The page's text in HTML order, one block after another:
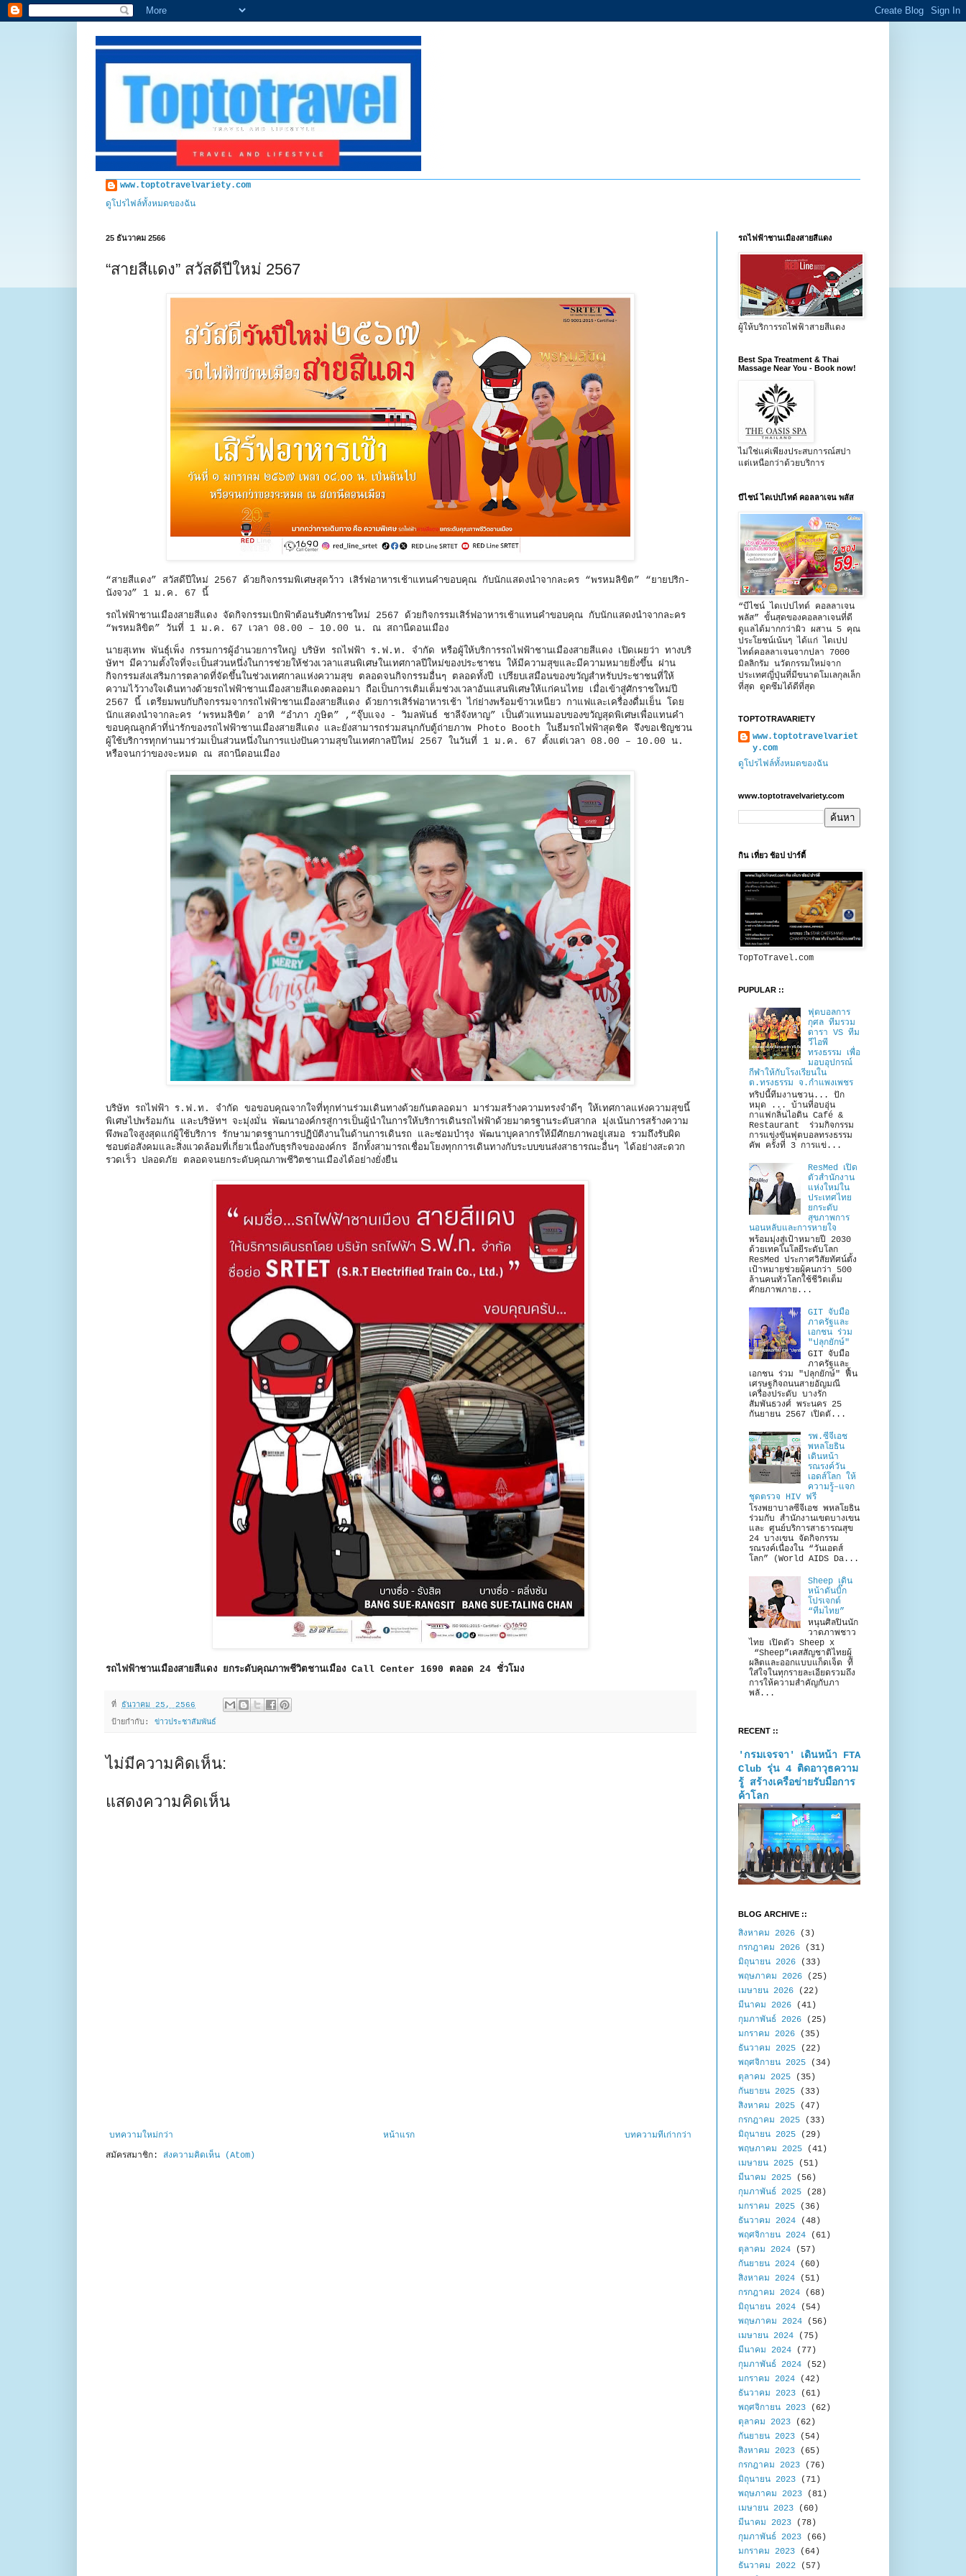
www.toptotravelvariety.com
ดูโปรไฟล์ทั้งหมดของฉัน
25 ธันวาคม 2566
“สายสีแดง” สวัสดีปีใหม่ 2567
“สายสีแดง” สวัสดีปีใหม่ 2567 ด้วยกิจกรรมพิเศษสุดว้าว เสิร์ฟอาหารเช้าแทนคำขอบคุณ กับนักแสดงนำจากละคร “พรหมลิขิต” “ยายปริก-
นังจวง” 1 ม.ค. 67 นี้
รถไฟฟ้าชานเมืองสายสีแดง จัดกิจกรรมเบิกฟ้าต้อนรับศักราชใหม่ 2567 ด้วยกิจกรรมเสิร์ฟอาหารเช้าแทนคำขอบคุณ กับนักแสดงนำจากละคร
“พรหมลิขิต” วันที่ 1 ม.ค. 67 เวลา 08.00 – 10.00 น. ณ สถานีดอนเมือง
นายสุเทพ พันธุ์เพ็ง กรรมการผู้อำนวยการใหญ่ บริษัท รถไฟฟ้า ร.ฟ.ท. จำกัด หรือผู้ให้บริการรถไฟฟ้าชานเมืองสายสีแดง เปิดเผยว่า ทางบริ
ษัทฯ มีความตั้งใจที่จะเป็นส่วนหนึ่งในการช่วยให้ช่วงเวลาแสนพิเศษในเทศกาลปีใหม่ของประชาชน ให้มีความสุขและมีความหมายยิ่งขึ้น ผ่าน
กิจกรรมส่งเสริมการตลาดที่จัดขึ้นในช่วงเทศกาลแห่งความสุข ตลอดจนกิจกรรมอื่นๆ ตลอดทั้งปี เปรียบเสมือนของขวัญสำหรับประชาชนที่ให้
ความไว้วางใจเดินทางด้วยรถไฟฟ้าชานเมืองสายสีแดงตลอดมา ถือเป็นการเติมเต็มช่วงเวลาอันแสนพิเศษให้แก่คนไทย เมื่อเข้าสู่ศักราชใหม่ปี
2567 นี้ เตรียมพบกับกิจกรรมจากรถไฟฟ้าชานเมืองสายสีแดง ด้วยการเสิร์ฟอาหารเช้า ไก่ย่างพร้อมข้าวเหนียว กาแฟและเครื่องดื่มเย็น โดย
นักแสดงนำจากละคร ‘พรหมลิขิต’ อาทิ “อำภา ภูษิต” ,“จุ๊บแจง - วิมลพันธ์ ชาลีจังหาญ” เป็นตัวแทนมอบของขวัญสุดพิเศษเพื่อแทนคำ
ขอบคุณลูกค้าที่น่ารักของรถไฟฟ้าชานเมืองสายสีแดง และยังสามารถร่วมสนุกกับตู้ถ่ายภาพ Photo Booth ในธีมรถไฟฟ้าสุดชิค จึงขอเชิญชวน
ผู้ใช้บริการทุกท่านมาร่วมเป็นส่วนหนึ่งในการแบ่งปันความสุขในเทศกาลปีใหม่ 2567 ในวันที่ 1 ม.ค. 67 ตั้งแต่เวลา 08.00 – 10.00 น.
หรือจนกว่าของจะหมด ณ สถานีดอนเมือง
บริษัท รถไฟฟ้า ร.ฟ.ท. จำกัด ขอขอบคุณจากใจที่ทุกท่านร่วมเดินทางด้วยกันตลอดมา มาร่วมสร้างความทรงจำดีๆ ให้เทศกาลแห่งความสุขนี้
พิเศษไปพร้อมกัน และบริษัทฯ จะมุ่งมั่น พัฒนาองค์กรสู่การเป็นผู้นำในการให้บริการเดินรถไฟฟ้าด้วยมาตรฐานระดับสากล มุ่งเน้นการสร้างความ
พึงพอใจสูงสุดแก่ผู้ใช้บริการ รักษามาตรฐานการปฏิบัติงานในด้านการเดินรถ และซ่อมบำรุง พัฒนาบุคลากรให้มีศักยภาพอยู่เสมอ รวมถึงรับผิด
ชอบต่อสังคมและสิ่งแวดล้อมที่เกี่ยวเนื่องกับธุรกิจขององค์กร อีกทั้งสามารถเชื่อมโยงทุกการเดินทางกับระบบขนส่งสาธารณะอื่นๆ ได้อย่างสะดวก
รวดเร็ว ปลอดภัย ตลอดจนยกระดับคุณภาพชีวิตชานเมืองได้อย่างยั่งยืน
รถไฟฟ้าชานเมืองสายสีแดง ยกระดับคุณภาพชีวิตชานเมือง Call Center 1690 ตลอด 24 ชั่วโมง
ที่ ธันวาคม 25, 2566
ป้ายกำกับ: ข่าวประชาสัมพันธ์
ไม่มีความคิดเห็น:
แสดงความคิดเห็น
บทความใหม่กว่า บทความที่เก่ากว่า
หน้าแรก
สมัครสมาชิก: ส่งความคิดเห็น (Atom)
รถไฟฟ้าชานเมืองสายสีแดง
ผู้ให้บริการรถไฟฟ้าสายสีแดง
Best Spa Treatment & Thai
Massage Near You - Book now!
ไม่ใช่แค่เพียงประสบการณ์สปา
แต่เหนือกว่าด้วยบริการ
บีไชน์ ไดเปปไทด์ คอลลาเจน พลัส
“บีไชน์ ไดเปปไทด์ คอลลาเจน
พลัส” ขั้นสุดของคอลลาเจนที่ดี
ดูแลได้มากกว่าผิว ผสาน 5 คุณ
ประโยชน์เน้นๆ ได้แก่ ไดเปป
ไทด์คอลลาเจนจากปลา 7000
มิลลิกรัม นวัตกรรมใหม่จาก
ประเทศญี่ปุ่นที่มีขนาดโมเลกุลเล็ก
ที่สุด ดูดซึมได้ดีที่สุด
TOPTOTRAVARIETY
www.toptotravelvariet
y.com
ดูโปรไฟล์ทั้งหมดของฉัน
www.toptotravelvariety.com
กิน เที่ยว ช้อป ปาร์ตี้
TopToTravel.com
PUPULAR ::
ฟุตบอลการ
กุศล ทีมรวม
ดารา VS ทีม
วีไอพี
ทรงธรรม เพื่อ
มอบอุปกรณ์
กีฬาให้กับโรงเรียนใน
ต.ทรงธรรม จ.กำแพงเพชร
ทริปนี้ทีมงานชวน... ปัก
หมุด ... บ้านที่อบอุ่น
กาแฟกลิ่นไอดิน Café &
Restaurant ร่วมกิจกรรม
การแข่งขันฟุตบอลทรงธรรม
คัพ ครั้งที่ 3 การแข่...
ResMed เปิด
ตัวสำนักงาน
แห่งใหม่ใน
ประเทศไทย
ยกระดับ
สุขภาพการ
นอนหลับและการหายใจ
พร้อมมุ่งสู่เป้าหมายปี 2030
ด้วยเทคโนโลยีระดับโลก
ResMed ประกาศวิสัยทัศน์ตั้ง
เป้าหมายช่วยผู้คนกว่า 500
ล้านคนทั่วโลกใช้ชีวิตเต็ม
ศักยภาพภาย...
GIT จับมือ
ภาครัฐและ
เอกชน ร่วม
"ปลุกยักษ์"
GIT จับมือ
ภาครัฐและ
เอกชน ร่วม "ปลุกยักษ์" ฟื้น
เศรษฐกิจถนนสายอัญมณี
เครื่องประดับ บางรัก
สัมพันธวงศ์ พระนคร 25
กันยายน 2567 เปิดตั...
รพ.ซีจีเอช
พหลโยธิน
เดินหน้า
รณรงค์วัน
เอดส์โลก ให้
ความรู้–แจก
ชุดตรวจ HIV ฟรี
โรงพยาบาลซีจีเอช พหลโยธิน
ร่วมกับ สำนักงานเขตบางเขน
และ ศูนย์บริการสาธารณสุข
24 บางเขน จัดกิจกรรม
รณรงค์เนื่องใน “วันเอดส์
โลก” (World AIDS Da...
Sheep เดิน
หน้าดันบิ๊ก
โปรเจกต์
“ทีมไทย”
หนุนศิลปินนัก
วาดภาพชาว
ไทย เปิดตัว Sheep x
“Sheep”เคสสัญชาติไทยผู้
ผลิตและออกแบบแก็ดเจ็ต ที่
ใส่ใจในทุกรายละเอียดรวมถึง
การให้ความสำคัญกับภา
พลั...
RECENT ::
'กรมเจรจา' เดินหน้า FTA
Club รุ่น 4 ติดอาวุธความ
รู้ สร้างเครือข่ายรับมือการ
ค้าโลก
BLOG ARCHIVE ::
สิงหาคม 2026 (3)
กรกฎาคม 2026 (31)
มิถุนายน 2026 (33)
พฤษภาคม 2026 (25)
เมษายน 2026 (22)
มีนาคม 2026 (41)
กุมภาพันธ์ 2026 (25)
มกราคม 2026 (35)
ธันวาคม 2025 (22)
พฤศจิกายน 2025 (34)
ตุลาคม 2025 (35)
กันยายน 2025 (33)
สิงหาคม 2025 (47)
กรกฎาคม 2025 (33)
มิถุนายน 2025 (29)
พฤษภาคม 2025 (41)
เมษายน 2025 (51)
มีนาคม 2025 (56)
กุมภาพันธ์ 2025 (28)
มกราคม 2025 (36)
ธันวาคม 2024 (48)
พฤศจิกายน 2024 (61)
ตุลาคม 2024 (57)
กันยายน 2024 (60)
สิงหาคม 2024 (51)
กรกฎาคม 2024 (68)
มิถุนายน 2024 (54)
พฤษภาคม 2024 (56)
เมษายน 2024 (75)
มีนาคม 2024 (77)
กุมภาพันธ์ 2024 (52)
มกราคม 2024 (42)
ธันวาคม 2023 (61)
พฤศจิกายน 2023 (62)
ตุลาคม 2023 (62)
กันยายน 2023 (54)
สิงหาคม 2023 (65)
กรกฎาคม 2023 (76)
มิถุนายน 2023 (71)
พฤษภาคม 2023 (81)
เมษายน 2023 (60)
มีนาคม 2023 (78)
กุมภาพันธ์ 2023 (66)
มกราคม 2023 (64)
ธันวาคม 2022 (57)